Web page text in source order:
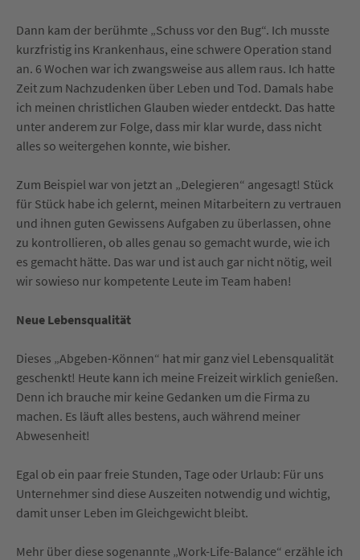
Dann kam der berühmte „Schuss vor den Bug“. Ich musste
kurzfristig ins Krankenhaus, eine schwere Operation stand
an. 6 Wochen war ich zwangsweise aus allem raus. Ich hatte
Zeit zum Nachzudenken über Leben und Tod. Damals habe
ich meinen christlichen Glauben wieder entdeckt. Das hatte
unter anderem zur Folge, dass mir klar wurde, dass nicht
alles so weitergehen konnte, wie bisher.
Zum Beispiel war von jetzt an „Delegieren“ angesagt! Stück
für Stück habe ich gelernt, meinen Mitarbeitern zu vertrauen
und ihnen guten Gewissens Aufgaben zu überlassen, ohne
zu kontrollieren, ob alles genau so gemacht wurde, wie ich
es gemacht hätte. Das war und ist auch gar nicht nötig, weil
wir sowieso nur kompetente Leute im Team haben!
Neue Lebensqualität
Dieses „Abgeben-Können“ hat mir ganz viel Lebensqualität
geschenkt! Heute kann ich meine Freizeit wirklich genießen.
Denn ich brauche mir keine Gedanken um die Firma zu
machen. Es läuft alles bestens, auch während meiner
Abwesenheit!
Egal ob ein paar freie Stunden, Tage oder Urlaub: Für uns
Unternehmer sind diese Auszeiten notwendig und wichtig,
damit unser Leben im Gleichgewicht bleibt.
Mehr über diese sogenannte „Work-Life-Balance“ erzähle ich